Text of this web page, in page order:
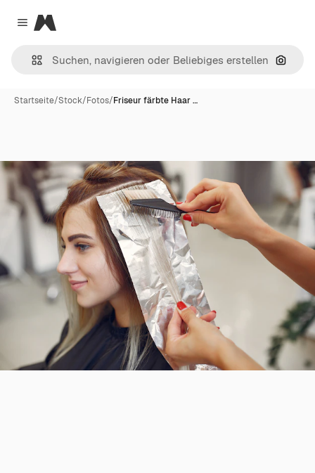
Close menu
Magnific
Nach
Startseite/Stock/Fotos/Friseur färbte Haar …